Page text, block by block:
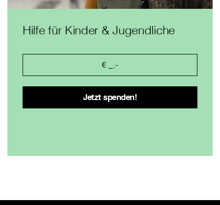
Hilfe für Kinder & Jugendliche